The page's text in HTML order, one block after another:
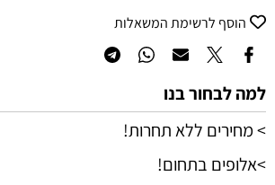
הוסף לרשימת המשאלות
למה לבחור בנו
> מחירים ללא תחרות!
>אלופים בתחום!